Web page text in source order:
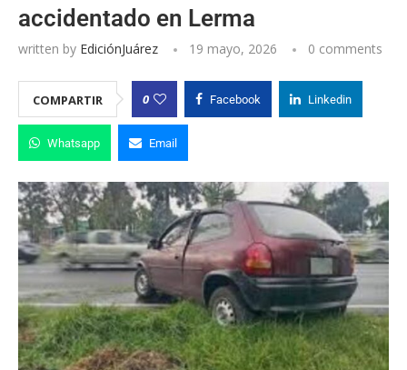
accidentado en Lerma
written by EdiciónJuárez 19 mayo, 2026 0 comments
COMPARTIR 0 Facebook Linkedin
Whatsapp Email